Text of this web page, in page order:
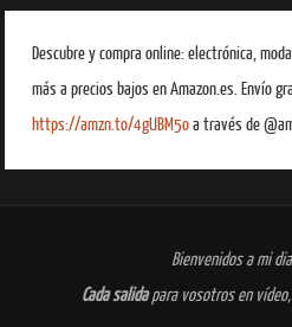
Descubre y compra online: electrónica,
más a precios bajos en Amazon.es. Envío
https://amzn.to/4gUBM5oa través de
Bienvenidos a mi
Cada salidapara vosotros en